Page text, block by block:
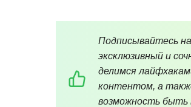
Подписывайтесь
эксклюзивный и
делимся
контентом, а
возможность быть